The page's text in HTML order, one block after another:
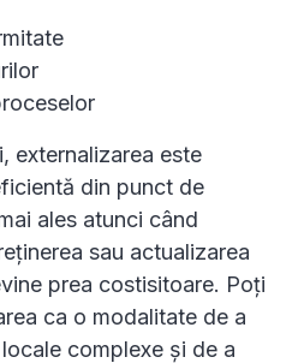
externalizarea este
din punct de
ales atunci când
sau actualizarea
prea costisitoare. Poți
ca o modalitate de a
complexe și de a